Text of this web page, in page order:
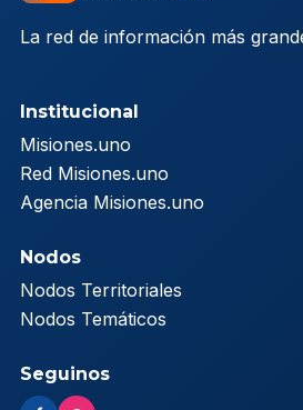
La red de información más
Institucional
Misiones.uno
Red Misiones.uno
Agencia Misiones.uno
Nodos
Nodos Territoriales
Nodos Temáticos
Seguinos